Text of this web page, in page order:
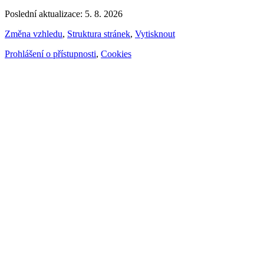
Poslední aktualizace: 5. 8. 2026
Změna vzhledu, Struktura stránek, Vytisknout
Prohlášení o přístupnosti, Cookies